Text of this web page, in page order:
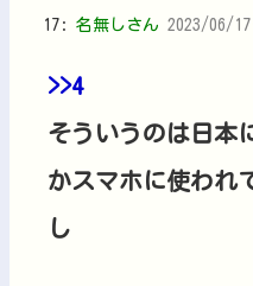
17: 名無しさん 2023/06/
>>4
そういうのは日本
かスマホに使われ
し